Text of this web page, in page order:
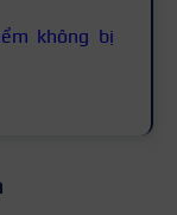
không bị